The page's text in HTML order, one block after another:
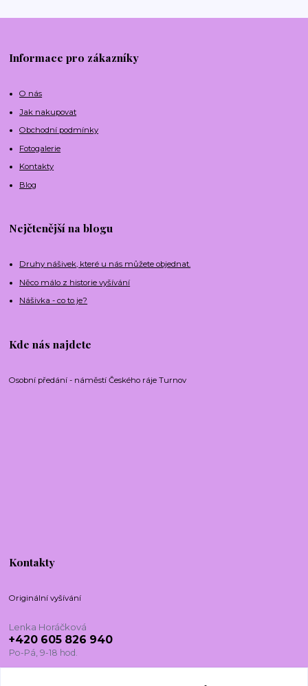
Informace pro zákazníky
O nás
Jak nakupovat
Obchodní podmínky
Fotogalerie
Kontakty
Blog
Nejčtenější na blogu
Druhy nášivek, které u nás můžete objednat.
Něco málo z historie vyšívání
Nášivka - co to je?
Kde nás najdete
Osobní předání - náměstí Českého ráje Turnov
Kontakty
Originální vyšívání
Lenka Horáčková
+420 605 826 940
Po-Pá, 9-18 hod.